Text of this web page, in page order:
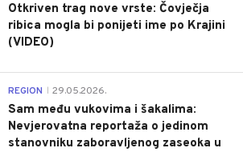
Otkriven trag nove vrste: Čovječja
ribica mogla bi ponijeti ime po Krajini
(VIDEO)
REGION 29.05.2026.
Sam među vukovima i šakalima:
Nevjerovatna reportaža o jedinom
stanovniku zaboravljenog zaseoka u